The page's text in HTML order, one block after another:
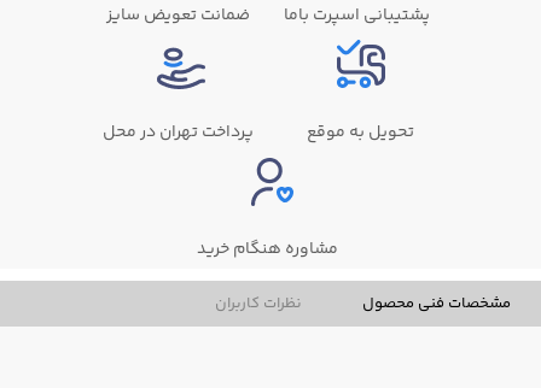
پشتیبانی اسپرت باما ضمانت تعویض سایز
تحویل به موقع پرداخت تهران در محل
مشاوره هنگام خرید
مشخصات فنی محصول نظرات کاربران